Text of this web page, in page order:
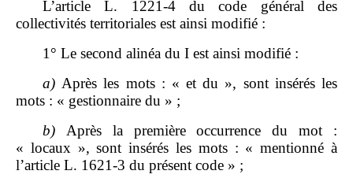
L’article L. 1221‑4 du code général des
collectivités territoriales est ainsi modifié :
1° Le second alinéa du I est ainsi modifié :
a) Après les mots : « et du », sont insérés les
mots : « gestionnaire du » ;
b) Après la première occurrence du mot :
« locaux », sont insérés les mots : « mentionné à
l’article L. 1621‑3 du présent code » ;